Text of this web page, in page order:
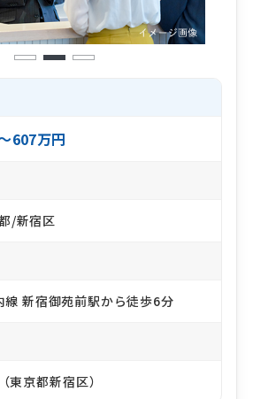
1 2 3
607万円
/新宿区
線 新宿御苑前駅から徒歩6分
京都新宿区）